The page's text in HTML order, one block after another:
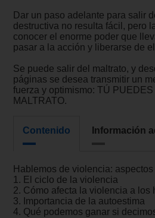
Dar un paso adelante para salir
destructiva no resulta fácil, pero
conocer el enorme poder que
pasar a la acción y liberarse de
Se puede salir del maltrato, y
páginas se desea transmitir un
fuerza y optimismo: TÚ
MALTRATO.
Contenido Información
Hablemos de violencia:
1. El ciclo de la violencia
2. Cómo afecta la violencia a los
3. Importancia de la autoestima
4. Qué podemos ganar si